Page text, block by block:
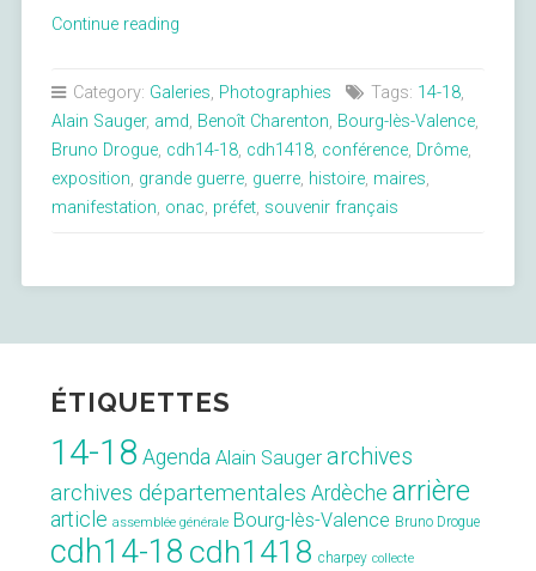
Continue reading« Rencontre
par
l’association
des
maires
le
octobre
Category: Galeries, Photographies Tags: 14-18,
Alain Sauger, amd, Benoît Charenton, Bourg-lès-Valence,
Bruno Drogue, cdh14-18, cdh1418, conférence, Drôme,
exposition, grande guerre, guerre, histoire, maires,
manifestation, onac, préfet, souvenir français
ÉTIQUETTES
14-18 Agenda Alain Sauger archives
archives départementales Ardèche arrière
article assemblée générale Bourg-lès-Valence Bruno Drogue
cdh14-18 cdh1418 charpey collecte